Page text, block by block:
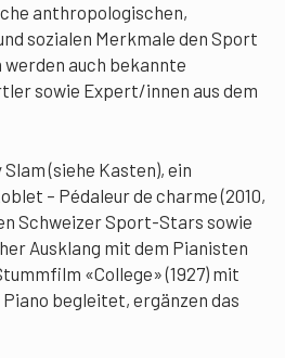
anthropologischen,
sozialen Merkmale den Sport
auch bekannte
sowie Expert/innen aus dem
(siehe Kasten), ein
– Pédaleur de charme (2010,
Schweizer Sport-Stars sowie
Ausklang mit dem Pianisten
«College» (1927) mit
begleitet, ergänzen das